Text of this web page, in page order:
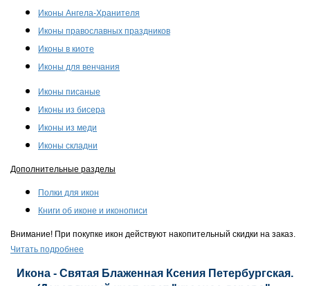
Иконы Ангела-Хранителя
Иконы православных праздников
Иконы в киоте
Иконы для венчания
Иконы писаные
Иконы из бисера
Иконы из меди
Иконы складни
Дополнительные разделы
Полки для икон
Книги об иконе и иконописи
Внимание! При покупке икон действуют накопительный скидки на заказ.
Читать подробнее
Икона - Святая Блаженная Ксения Петербургская.